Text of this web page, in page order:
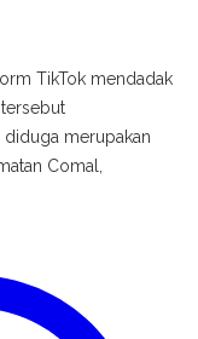
TikTok mendadak
merupakan
Comal,